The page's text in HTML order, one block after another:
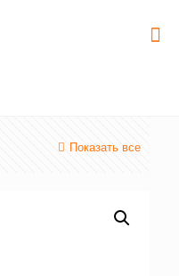
Показать все